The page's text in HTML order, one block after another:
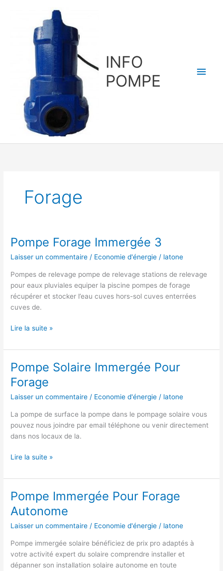
INFO
POMPE
Forage
Pompe Forage Immergée 3
Laisser un commentaire / Economie d'énergie / latone
Pompes de relevage pompe de relevage stations de relevage
pour eaux pluviales equiper la piscine pompes de forage
récupérer et stocker l’eau cuves hors-sol cuves enterrées
cuves de.
Pompe
Immergée
3
Lire la suite »
Pompe Solaire Immergée Pour
Forage
Laisser un commentaire / Economie d'énergie / latone
La pompe de surface la pompe dans le pompage solaire vous
pouvez nous joindre par email téléphone ou venir directement
dans nos locaux de la.
Pompe
Immergée
Pour
Forage
Lire la suite »
Pompe Immergée Pour Forage
Autonome
Laisser un commentaire / Economie d'énergie / latone
Pompe immergée solaire bénéficiez de prix pro adaptés à
votre activité expert du solaire comprendre installer et
dépanner son installation solaire autonome en toute